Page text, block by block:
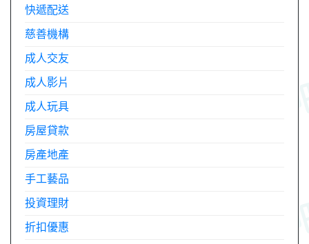
快遞配送
慈善機構
成人交友
成人影片
成人玩具
房屋貸款
房產地產
手工藝品
投資理財
折扣優惠